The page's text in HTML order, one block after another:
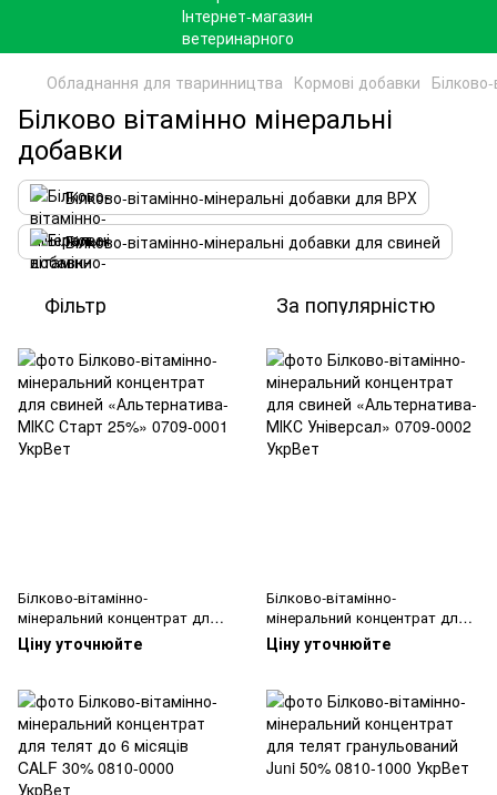
Обладнання для тваринництва Кормові добавки
Білково вітамінно мінеральні
добавки
Білково-вітамінно-мінеральні добавки для ВРХ
Білково-вітамінно-мінеральні добавки для свиней
Фільтр За популярністю
Білково-вітамінно-
мінеральний концентрат для
свиней «Альтернатива-МІКС
Старт 25%»
Ціну уточнюйте
Білково-вітамінно-
мінеральний концентрат для
свиней «Альтернатива-МІКС
Універсал»
Ціну уточнюйте